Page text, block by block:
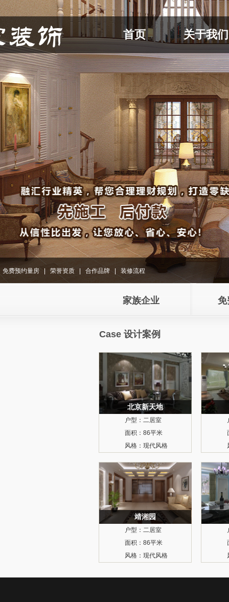
首页 关于我们
免费预约量房 荣誉资质 合作品牌 装修流程
家族企业 免
Case 设计案例
北京新天地
户型： 二居室
面积： 86平米
风格： 现代风格
靖湘园
户型： 二居室
面积： 86平米
风格： 现代风格